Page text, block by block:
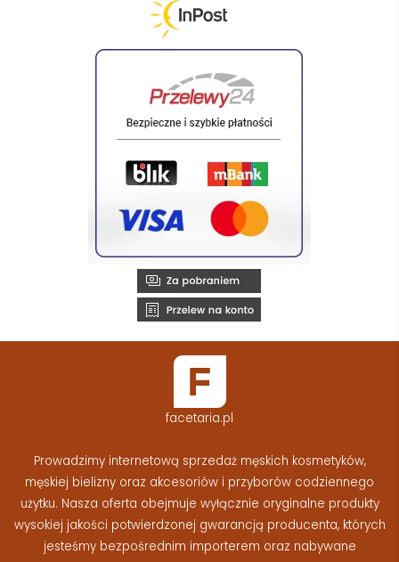
facetaria.pl
Prowadzimy internetową sprzedaż męskich kosmetyków,
męskiej bielizny oraz akcesoriów i przyborów codziennego
użytku. Nasza oferta obejmuje wyłącznie oryginalne produkty
wysokiej jakości potwierdzonej gwarancją producenta, których
jesteśmy bezpośrednim importerem oraz nabywane